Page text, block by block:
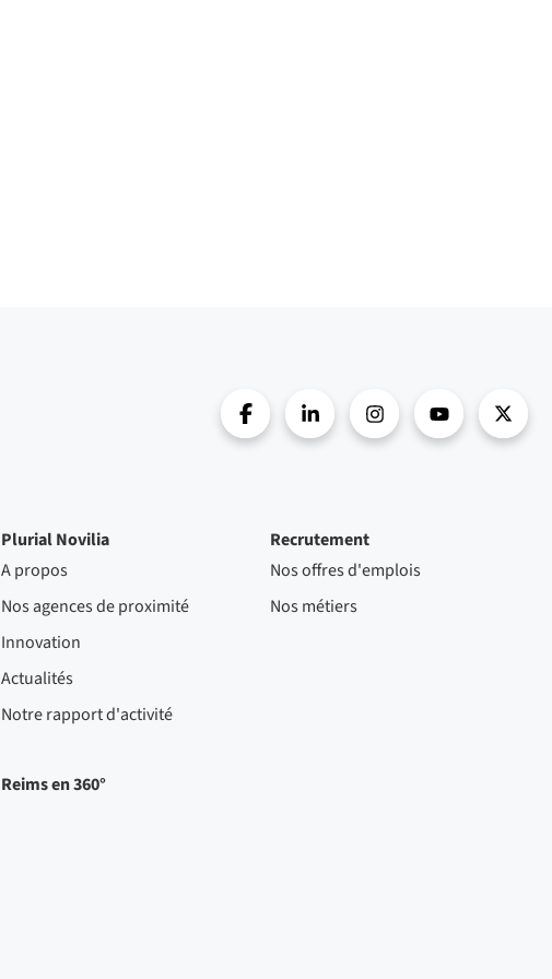
Plurial Novilia
A propos
Nos agences de proximité
Innovation
Actualités
Notre rapport d'activité
Recrutement
Nos offres d'emplois
Nos métiers
Reims en 360°